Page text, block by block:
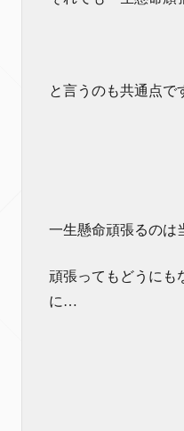
と言うのも共通点で
一生懸命頑張るのは
頑張ってもどうにも
に…